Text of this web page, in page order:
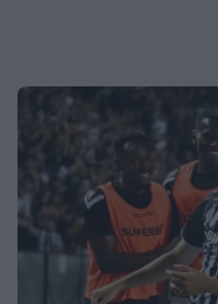
εποχή που ντροπιάζει
πλάσμα»
SHOWBIZ
Μαρία Ηλιάκη: Το
διακοπών, η αμφιβολία
αντίδραση στην
Στέλιου Μανουσάκη